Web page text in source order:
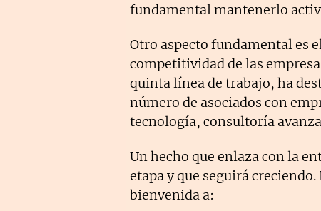
fundamental mantenerlo
Otro aspecto fundamental es
competitividad de las
quinta línea de trabajo, ha
número de asociados con
tecnología, consultoría
Un hecho que enlaza con la
etapa y que seguirá
bienvenida a: